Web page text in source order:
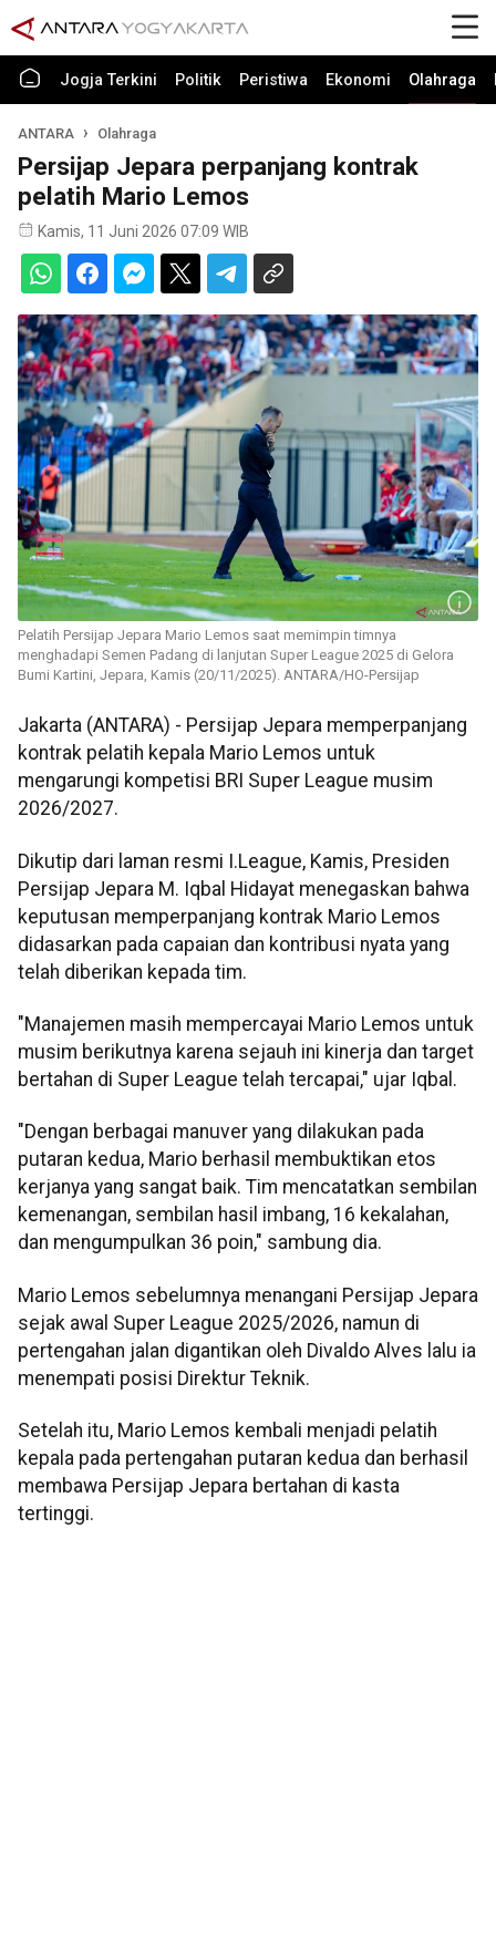
Jogja Terkini Politik Peristiwa Ekonomi Olahraga
ANTARA Olahraga
Persijap Jepara perpanjang kontrak
pelatih Mario Lemos
Kamis, 11 Juni 2026 07:09 WIB
Pelatih Persijap Jepara Mario Lemos saat memimpin timnya
menghadapi Semen Padang di lanjutan Super League 2025 di Gelora
Bumi Kartini, Jepara, Kamis (20/11/2025). ANTARA/HO-Persijap
Jakarta (ANTARA) - Persijap Jepara memperpanjang
kontrak pelatih kepala Mario Lemos untuk
mengarungi kompetisi BRI Super League musim
2026/2027.
Dikutip dari laman resmi I.League, Kamis, Presiden
Persijap Jepara M. Iqbal Hidayat menegaskan bahwa
keputusan memperpanjang kontrak Mario Lemos
didasarkan pada capaian dan kontribusi nyata yang
telah diberikan kepada tim.
"Manajemen masih mempercayai Mario Lemos untuk
musim berikutnya karena sejauh ini kinerja dan target
bertahan di Super League telah tercapai," ujar Iqbal.
"Dengan berbagai manuver yang dilakukan pada
putaran kedua, Mario berhasil membuktikan etos
kerjanya yang sangat baik. Tim mencatatkan sembilan
kemenangan, sembilan hasil imbang, 16 kekalahan,
dan mengumpulkan 36 poin," sambung dia.
Mario Lemos sebelumnya menangani Persijap Jepara
sejak awal Super League 2025/2026, namun di
pertengahan jalan digantikan oleh Divaldo Alves lalu ia
menempati posisi Direktur Teknik.
Setelah itu, Mario Lemos kembali menjadi pelatih
kepala pada pertengahan putaran kedua dan berhasil
membawa Persijap Jepara bertahan di kasta
tertinggi.